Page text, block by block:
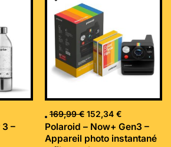
3 –
169,99€
initial
était :
169,99 €.
152,34 €
Polaroid – Now+ Gen3 –
Appareil photo instantané